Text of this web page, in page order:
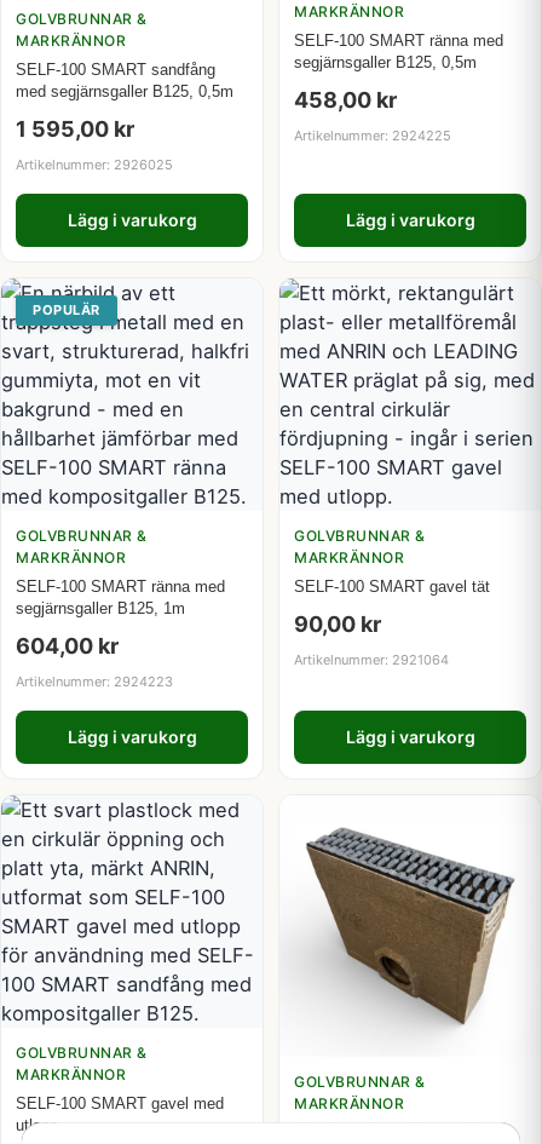
GOLVBRUNNAR &
MARKRÄNNOR
SELF-100 SMART sandfång
med segjärnsgaller B125, 0,5m
1 595,00 kr
Artikelnummer: 2926025
Lägg i varukorg
MARKRÄNNOR
SELF-100 SMART ränna med
segjärnsgaller B125, 0,5m
458,00 kr
Artikelnummer: 2924225
Lägg i varukorg
POPULÄR
GOLVBRUNNAR &
MARKRÄNNOR
SELF-100 SMART ränna med
segjärnsgaller B125, 1m
604,00 kr
Artikelnummer: 2924223
Lägg i varukorg
GOLVBRUNNAR &
MARKRÄNNOR
SELF-100 SMART gavel tät
90,00 kr
Artikelnummer: 2921064
Lägg i varukorg
GOLVBRUNNAR &
MARKRÄNNOR
SELF-100 SMART gavel med
utlopp
GOLVBRUNNAR &
MARKRÄNNOR